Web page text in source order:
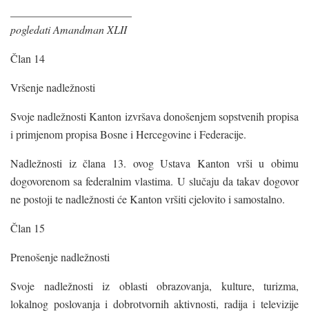
pogledati Amandman XLII
Član 14
Vršenje nadležnosti
Svoje nadležnosti Kanton izvršava donošenjem sopstvenih propisa
i primjenom propisa Bosne i Hercegovine i Federacije.
Nadležnosti iz člana 13. ovog Ustava Kanton vrši u obimu
dogovorenom sa federalnim vlastima. U slučaju da takav dogovor
ne postoji te nadležnosti će Kanton vršiti cjelovito i samostalno.
Član 15
Prenošenje nadležnosti
Svoje nadležnosti iz oblasti obrazovanja, kulture, turizma,
lokalnog poslovanja i dobrotvornih aktivnosti, radija i televizije